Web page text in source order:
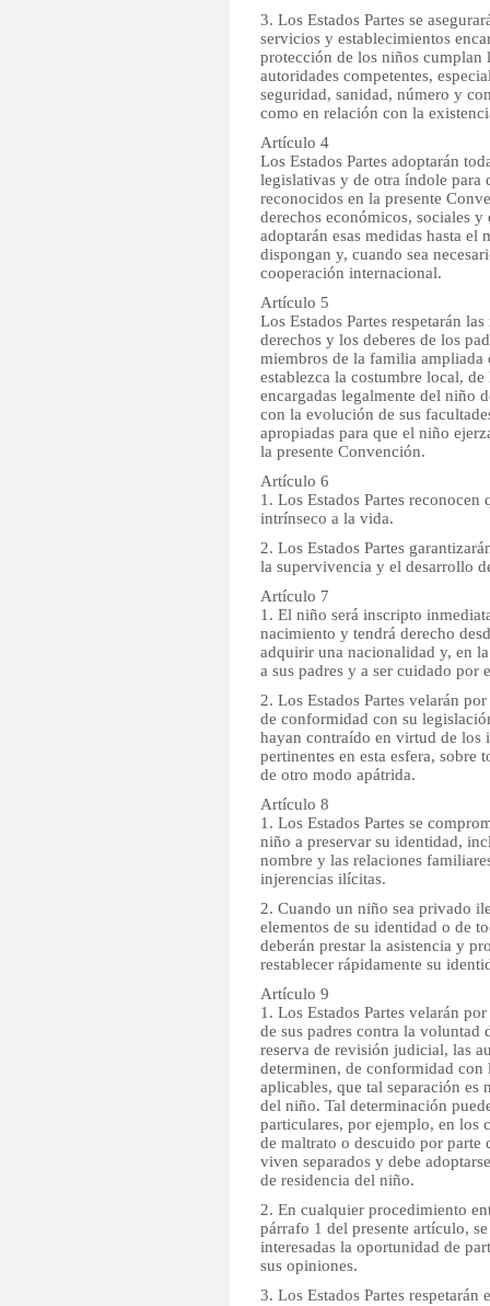
3. Los Estados Partes se
servicios y establecimientos
protección de los niños cumplan
autoridades competentes,
seguridad, sanidad, número y
como en relación con la
Artículo 4
Los Estados Partes adoptarán
legislativas y de otra índole para
reconocidos en la presente
derechos económicos, sociales y
adoptarán esas medidas hasta el
dispongan y, cuando sea
cooperación internacional.
Artículo 5
Los Estados Partes respetarán
derechos y los deberes de los
miembros de la familia ampliada
establezca la costumbre local,
encargadas legalmente del niño
con la evolución de sus
apropiadas para que el niño
la presente Convención.
Artículo 6
1. Los Estados Partes
intrínseco a la vida.
2. Los Estados Partes
la supervivencia y el desarrollo
Artículo 7
1. El niño será inscripto
nacimiento y tendrá derecho
adquirir una nacionalidad y, en
a sus padres y a ser cuidado por
2. Los Estados Partes velarán
de conformidad con su
hayan contraído en virtud de los
pertinentes en esta esfera, sobre
de otro modo apátrida.
Artículo 8
1. Los Estados Partes se
niño a preservar su identidad,
nombre y las relaciones
injerencias ilícitas.
2. Cuando un niño sea privado
elementos de su identidad o de
deberán prestar la asistencia y
restablecer rápidamente su
Artículo 9
1. Los Estados Partes velarán
de sus padres contra la voluntad
reserva de revisión judicial, las
determinen, de conformidad
aplicables, que tal separación es
del niño. Tal determinación
particulares, por ejemplo, en los
de maltrato o descuido por parte
viven separados y debe
de residencia del niño.
2. En cualquier procedimiento
párrafo 1 del presente artículo,
interesadas la oportunidad de
sus opiniones.
3. Los Estados Partes respetarán